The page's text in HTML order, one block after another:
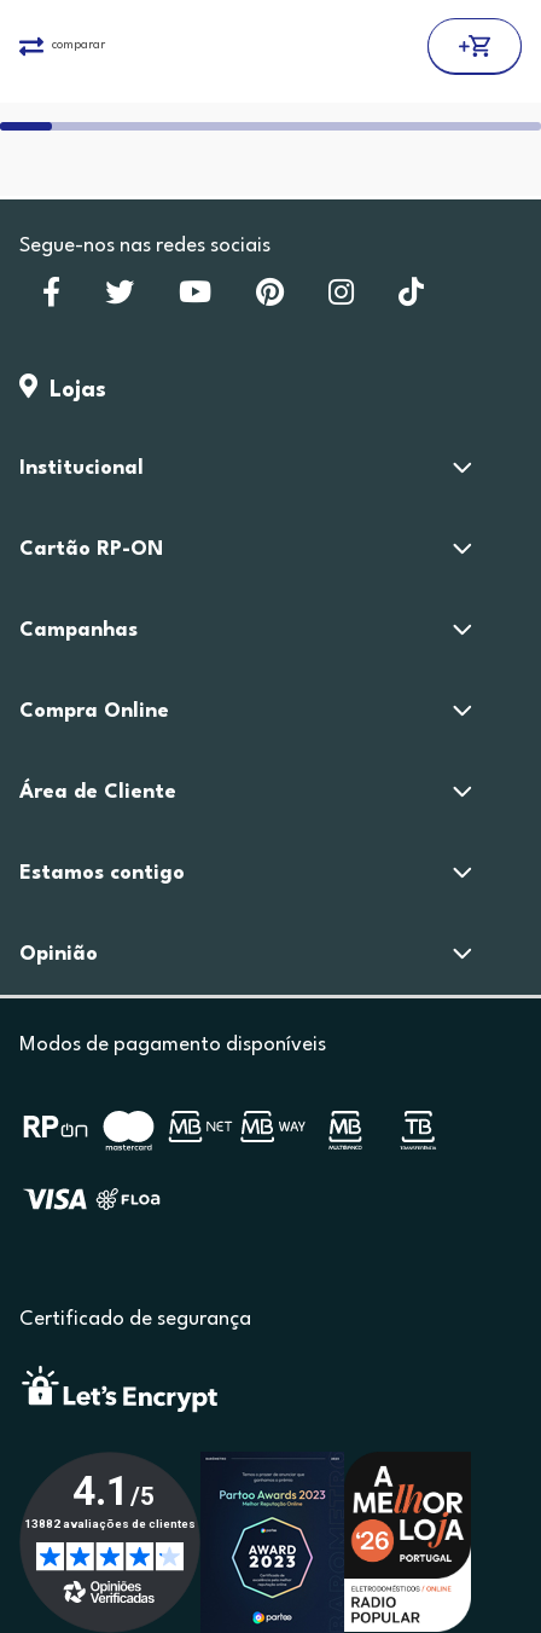
comparar
Segue-nos nas redes sociais
Lojas
Institucional
Cartão RP-ON
Campanhas
Compra Online
Área de Cliente
Estamos contigo
Opinião
Modos de pagamento disponíveis
Certificado de segurança